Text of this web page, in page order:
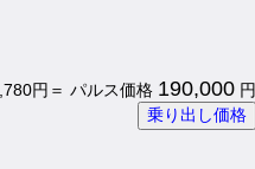
円＝ パルス価格 190,000 円
乗り出し価格